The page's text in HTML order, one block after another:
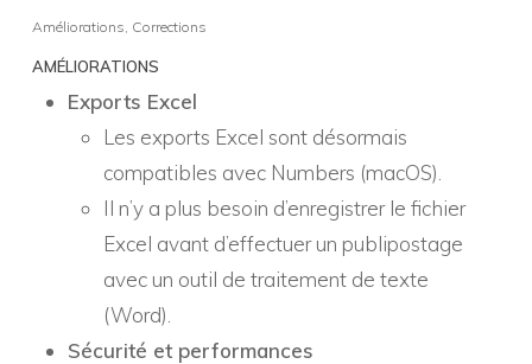
Améliorations, Corrections
AMÉLIORATIONS
Exports Excel
Les exports Excel sont désormais
compatibles avec Numbers (macOS).
Il n’y a plus besoin d’enregistrer le fichier
Excel avant d’effectuer un publipostage
avec un outil de traitement de texte
(Word).
Sécurité et performances